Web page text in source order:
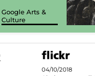
Google Arts &
Culture
04/10/2018